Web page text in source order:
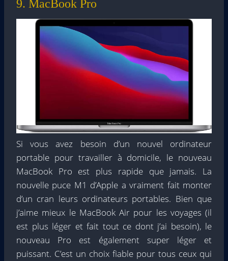
9. MacBook Pro
Si vous avez besoin d’un nouvel ordinateur
portable pour travailler à domicile, le nouveau
MacBook Pro est plus rapide que jamais. La
nouvelle puce M1 d’Apple a vraiment fait monter
d’un cran leurs ordinateurs portables. Bien que
j’aime mieux le MacBook Air pour les voyages (il
est plus léger et fait tout ce dont j’ai besoin), le
nouveau Pro est également super léger et
puissant. C’est un choix fiable pour tous ceux qui